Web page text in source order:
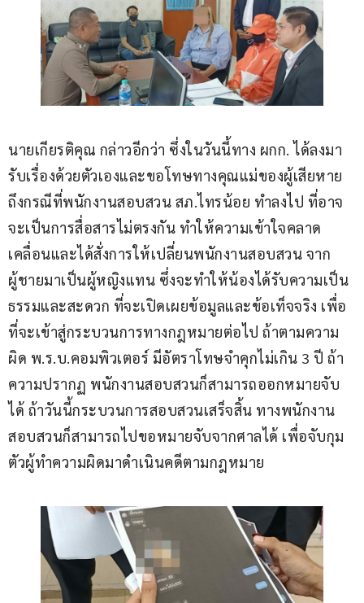
นายเกียรติคุณ กล่าวอีกว่า ซึ่งในวันนี้ทาง ผกก. ได้ลงมา
รับเรื่องด้วยตัวเองและขอโทษทางคุณแม่ของผู้เสียหาย
ถึงกรณีที่พนักงานสอบสวน สภ.ไทรน้อย ทำลงไป ที่อาจ
จะเป็นการสื่อสารไม่ตรงกัน ทำให้ความเข้าใจคลาด
เคลื่อนและได้สั่งการให้เปลี่ยนพนักงานสอบสวน จาก
ผู้ชายมาเป็นผู้หญิงแทน ซึ่งจะทำให้น้องได้รับความเป็น
ธรรมและสะดวก ที่จะเปิดเผยข้อมูลและข้อเท็จจริง เพื่อ
ที่จะเข้าสู่กระบวนการทางกฎหมายต่อไป ถ้าตามความ
ผิด พ.ร.บ.คอมพิวเตอร์ มีอัตราโทษจำคุกไม่เกิน 3 ปี ถ้า
ความปรากฏ พนักงานสอบสวนก็สามารถออกหมายจับ
ได้ ถ้าวันนี้กระบวนการสอบสวนเสร็จสิ้น ทางพนักงาน
สอบสวนก็สามารถไปขอหมายจับจากศาลได้ เพื่อจับกุม
ตัวผู้ทำความผิดมาดำเนินคดีตามกฎหมาย